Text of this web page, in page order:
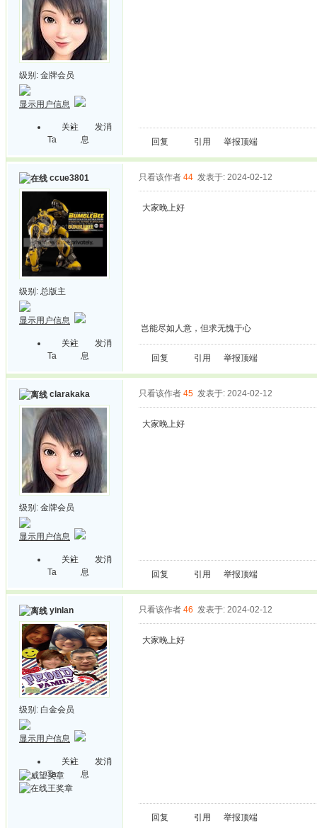
级别: 金牌会员
显示用户信息
关注
Ta
发消
息
回复 引用 举报顶端
ccue3801
级别: 总版主
显示用户信息
关注
Ta
发消
息
只看该作者 44 发表于: 2024-02-12
大家晚上好
岂能尽如人意，但求无愧于心
回复 引用 举报顶端
clarakaka
级别: 金牌会员
显示用户信息
关注
Ta
发消
息
只看该作者 45 发表于: 2024-02-12
大家晚上好
回复 引用 举报顶端
yinlan
级别: 白金会员
显示用户信息
关注
Ta
发消
息
只看该作者 46 发表于: 2024-02-12
大家晚上好
回复 引用 举报顶端